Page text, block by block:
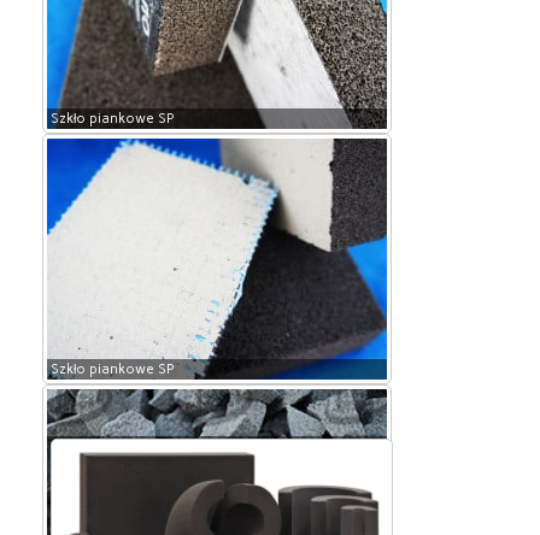
Szkło piankowe SP
Szkło piankowe SP